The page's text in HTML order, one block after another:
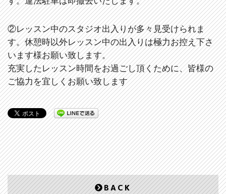
②レッスン中のスタジオ出入りが多々見受けられま
す。休憩時以外レッスン中の出入りは極力お控え下さ
います様お願い致します。
充実したレッスン時間をお過ごし頂くために、皆様の
ご協力を宜しくお願い致します
BACK